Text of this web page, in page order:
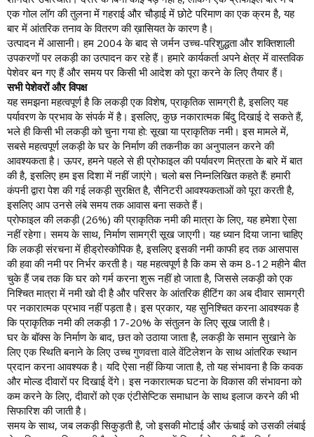
एक गोल लॉग की तुलना में गहराई और चौड़ाई में छोटे परिमाण का एक क्रम है, यह
बार में आंतरिक तनाव के वितरण की ख़ासियत के कारण है।
उत्पादन में आसानी। हम 2004 के बाद से जर्मन उच्च-परिशुद्धता और शक्तिशाली
उपकरणों पर लकड़ी का उत्पादन कर रहे हैं। हमारे कार्यकर्ता अपने क्षेत्र में वास्तविक
पेशेवर बन गए हैं और समय पर किसी भी आदेश को पूरा करने के लिए तैयार हैं।
सभी पेशेवरों और विपक्ष
यह समझना महत्वपूर्ण है कि लकड़ी एक विशेष, प्राकृतिक सामग्री है, इसलिए यह
पर्यावरण के प्रभाव के संपर्क में है। इसलिए, कुछ नकारात्मक बिंदु दिखाई दे सकते हैं,
भले ही किसी भी लकड़ी को चुना गया हो: सूखा या प्राकृतिक नमी। इस मामले में,
सबसे महत्वपूर्ण लकड़ी के घर के निर्माण की तकनीक का अनुपालन करने की
आवश्यकता है। ऊपर, हमने पहले से ही प्रोफाइल की पर्यावरण मित्रता के बारे में बात
की है, इसलिए हम इस दिशा में नहीं जाएंगे। चलो बस निम्नलिखित कहते हैं: हमारी
कंपनी द्वारा पेश की गई लकड़ी सुरक्षित है, सैनिटरी आवश्यकताओं को पूरा करती है,
इसलिए आप उनसे लंबे समय तक आवास बना सकते हैं।
प्रोफाइल की लकड़ी (26%) की प्राकृतिक नमी की मात्रा के लिए, यह हमेशा ऐसा
नहीं रहेगा। समय के साथ, निर्माण सामग्री सूख जाएगी। यह ध्यान दिया जाना चाहिए
कि लकड़ी संरचना में हीड्रोस्कोपिक है, इसलिए इसकी नमी काफी हद तक आसपास
की हवा की नमी पर निर्भर करती है। यह महत्वपूर्ण है कि कम से कम 8-12 महीने बीत
चुके हैं जब तक कि घर को गर्म करना शुरू नहीं हो जाता है, जिससे लकड़ी को एक
निश्चित मात्रा में नमी खो दी है और परिसर के आंतरिक हीटिंग का अब दीवार सामग्री
पर नकारात्मक प्रभाव नहीं पड़ता है। इस प्रकार, यह सुनिश्चित करना आवश्यक है
कि प्राकृतिक नमी की लकड़ी 17-20% के संतुलन के लिए सूख जाती है।
घर के बॉक्स के निर्माण के बाद, छत को उठाया जाता है, लकड़ी के समान सुखाने के
लिए एक स्थिति बनाने के लिए उच्च गुणवत्ता वाले वेंटिलेशन के साथ आंतरिक स्थान
प्रदान करना आवश्यक है। यदि ऐसा नहीं किया जाता है, तो यह संभावना है कि कवक
और मोल्ड दीवारों पर दिखाई देंगे। इस नकारात्मक घटना के विकास की संभावना को
कम करने के लिए, दीवारों को एक एंटीसेप्टिक समाधान के साथ इलाज करने की भी
सिफारिश की जाती है।
समय के साथ, जब लकड़ी सिकुड़ती है, जो इसकी मोटाई और ऊंचाई को उसकी लंबाई